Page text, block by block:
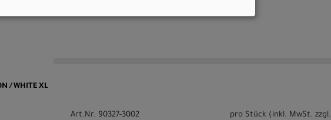
/ WHITE XL
Art.Nr. 90327-3002
pro Stück (inkl. MwSt. zzgl.